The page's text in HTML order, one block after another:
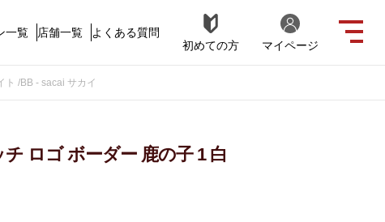
一覧 店舗一覧
よくある質問
初めての方
マイページ
ト /BB - sacai サカイ
ロゴ ボーダー 鹿の子 1 白